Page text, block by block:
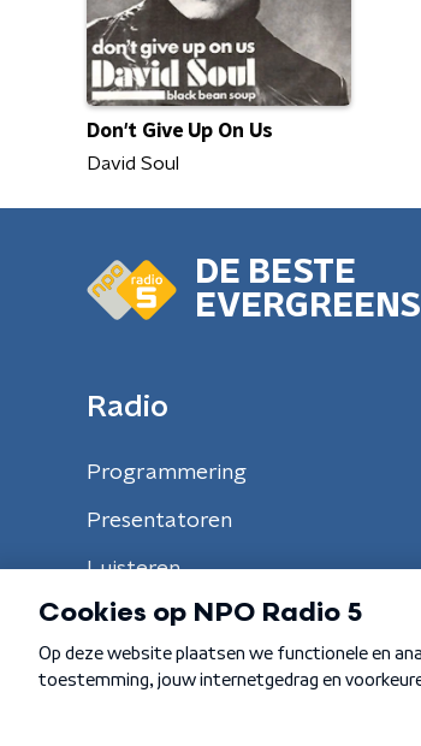
Don't Give Up On Us
David Soul
DE BESTE
EVERGREENS
Radio
Programmering
Presentatoren
Luisteren
Algemene voorwaarden Privacybeleid